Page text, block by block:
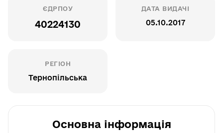
ЄДРПОУ
40224130
ДАТА ВИДАЧІ
05.10.2017
РЕГІОН
Тернопільська
Основна інформація